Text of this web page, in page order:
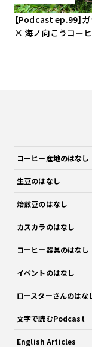
【Podcast ep.99】
× 海ノ向こうコーヒ
コーヒー産地のはなし
生豆のはなし
焙煎豆のはなし
カスカラのはなし
コーヒー器具のはなし
イベントのはなし
ロースターさんのはな
文字で読むPodcast
English Articles